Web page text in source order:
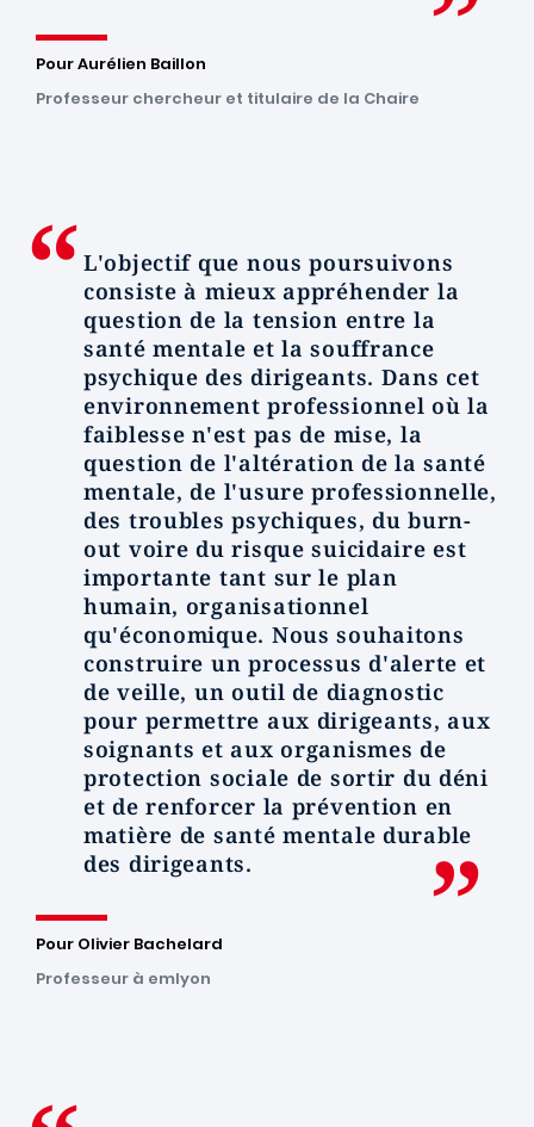
Pour Aurélien Baillon
Professeur chercheur et titulaire de la Chaire
L'objectif que nous poursuivons
consiste à mieux appréhender la
question de la tension entre la
santé mentale et la souffrance
psychique des dirigeants. Dans cet
environnement professionnel où la
faiblesse n'est pas de mise, la
question de l'altération de la santé
mentale, de l'usure professionnelle,
des troubles psychiques, du burn-
out voire du risque suicidaire est
importante tant sur le plan
humain, organisationnel
qu'économique. Nous souhaitons
construire un processus d'alerte et
de veille, un outil de diagnostic
pour permettre aux dirigeants, aux
soignants et aux organismes de
protection sociale de sortir du déni
et de renforcer la prévention en
matière de santé mentale durable
des dirigeants.
Pour Olivier Bachelard
Professeur à emlyon